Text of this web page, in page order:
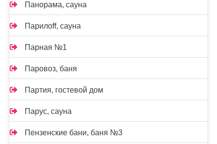
Панорама, сауна
Парилоff, сауна
Парная №1
Паровоз, баня
Партия, гостевой дом
Парус, сауна
Пензенские бани, баня №3